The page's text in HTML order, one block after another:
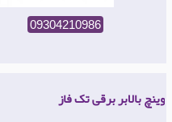
09304210986
وینچ بالابر برقی تک فاز